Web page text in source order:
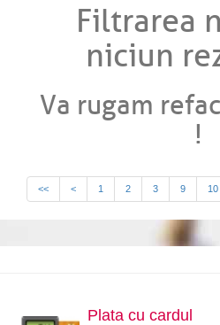
Filtrarea
niciun
Va rugam
!
<< < 1 2 3 9 10
Plata cu cardul